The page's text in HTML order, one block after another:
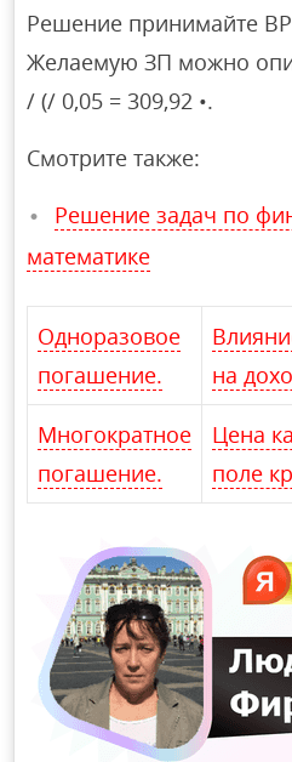
Решение принимайте
Желаемую ЗП можно
/ (/ 0,05 = 309,92 •.
Смотрите также:
Решение задач по
математике
Одноразовое
погашение.
на
Многократное
погашение.
Цена
поле